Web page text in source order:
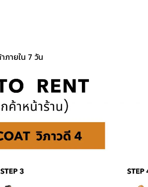
ายใน 7 วัน